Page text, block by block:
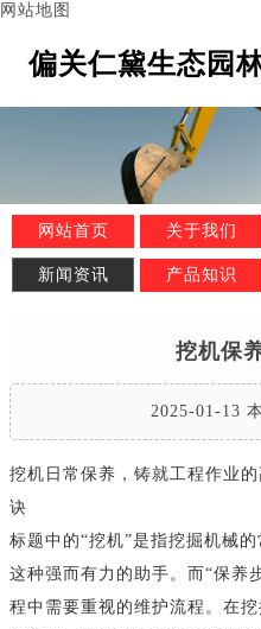
网站地图
偏关仁黛生态园
网站首页 关于我们
新闻资讯 产品知识
挖机保
2025-01-13
挖机日常保养，铸就工程作业
诀
标题中的“挖机”是指挖掘机械
这种强而有力的助手。而“保养
程中需要重视的维护流程。在